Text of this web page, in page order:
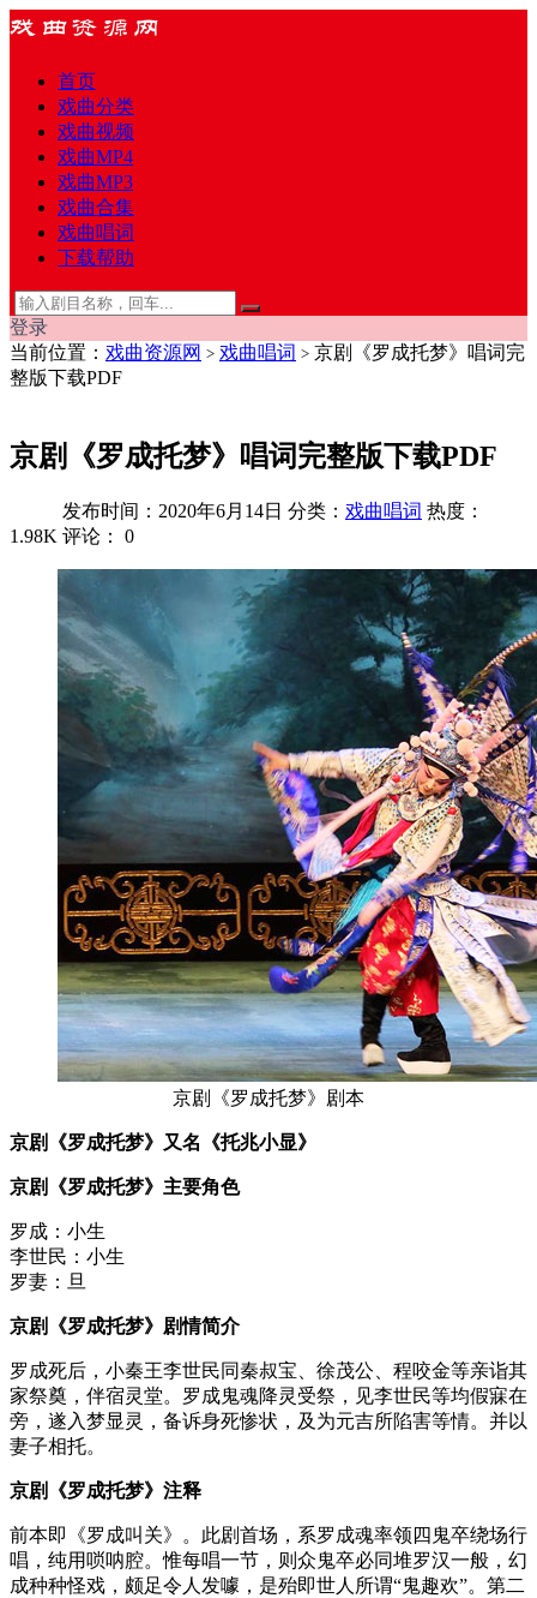
首页
戏曲分类
戏曲视频
戏曲MP4
戏曲MP3
戏曲合集
戏曲唱词
下载帮助
登录
当前位置： 戏曲资源网 > 戏曲唱词 > 京剧《罗成托梦》唱词完
整版下载PDF
京剧《罗成托梦》唱词完整版下载PDF
发布时间：2020年6月14日 分类： 戏曲唱词 热度：
1.98K 评论： 0
京剧《罗成托梦》剧本
京剧《罗成托梦》又名《托兆小显》
京剧《罗成托梦》主要角色
罗成：小生
李世民：小生
罗妻：旦
京剧《罗成托梦》剧情简介
罗成死后，小秦王李世民同秦叔宝、徐茂公、程咬金等亲诣其
家祭奠，伴宿灵堂。罗成鬼魂降灵受祭，见李世民等均假寐在
旁，遂入梦显灵，备诉身死惨状，及为元吉所陷害等情。并以
妻子相托。
京剧《罗成托梦》注释
前本即《罗成叫关》。此剧首场，系罗成魂率领四鬼卒绕场行
唱，纯用唢呐腔。惟每唱一节，则众鬼卒必同堆罗汉一般，幻
成种种怪戏，颇足令人发噱，是殆即世人所谓“鬼趣欢”。第二